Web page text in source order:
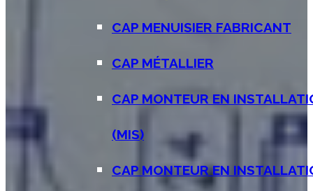
CAP MENUISIER FABRICANT
CAP MÉTALLIER
CAP MONTEUR EN
(MIS)
CAP MONTEUR EN